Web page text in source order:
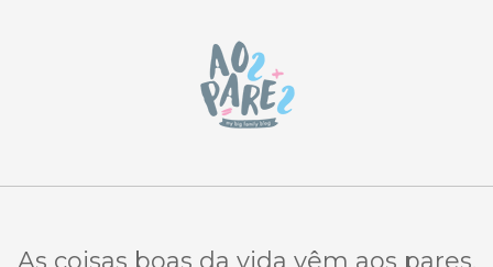
As coisas boas da vida vêm aos pares.